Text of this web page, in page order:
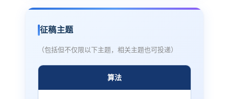
征稿主题
（包括但不仅限以下主题，相关主题也可投递）
算法